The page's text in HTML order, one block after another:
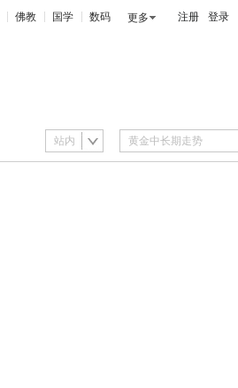
佛教 国学 数码 更多 注册 登录
站内